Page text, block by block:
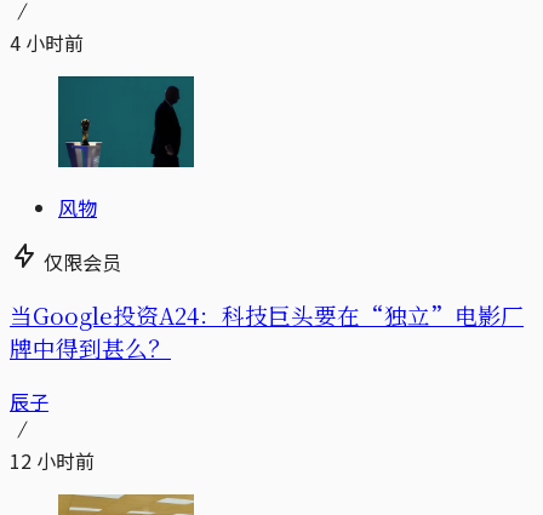
4 小时前
风物
仅限会员
当Google投资A24：科技巨头要在“独立”电影厂
牌中得到甚么？
辰子
12 小时前